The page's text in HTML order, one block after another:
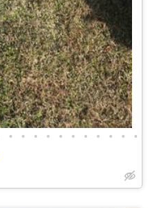
• • • • • • • • • • •